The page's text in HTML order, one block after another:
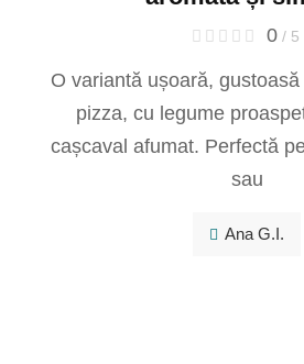
0/ 5
O variantă ușoară,
pizza, cu legume
cașcaval afumat. Perfectă
sau
Ana G.I.